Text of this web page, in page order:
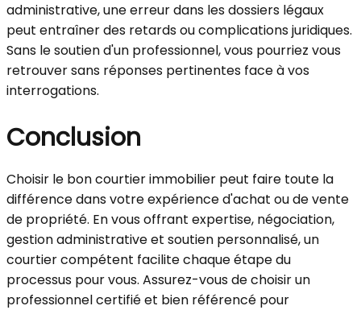
administrative, une erreur dans les dossiers légaux
peut entraîner des retards ou complications juridiques.
Sans le soutien d'un professionnel, vous pourriez vous
retrouver sans réponses pertinentes face à vos
interrogations.
Conclusion
Choisir le bon courtier immobilier peut faire toute la
différence dans votre expérience d'achat ou de vente
de propriété. En vous offrant expertise, négociation,
gestion administrative et soutien personnalisé, un
courtier compétent facilite chaque étape du
processus pour vous. Assurez-vous de choisir un
professionnel certifié et bien référencé pour